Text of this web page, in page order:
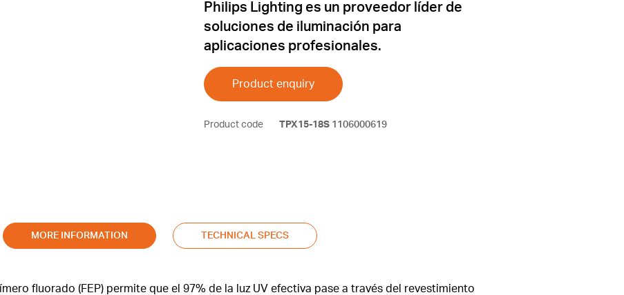
Philips Lighting es un proveedor líder de
soluciones de iluminación para
aplicaciones profesionales.
Product enquiry
Product code TPX15-18S 1106000619
MORE INFORMATION TECHNICAL SPECS
fluorado (FEP) permite que el 97% de la luz UV efectiva pase a través del revestimiento